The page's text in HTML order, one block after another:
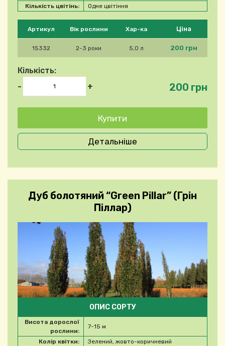
Будь ласка, виберіть продукт
Артикул Вік рослини Хар-ка Ціна
15332 2-3 роки 5,0 л 200 грн
Кількість:
-
+ 200 грн
Кількість цвітінь:
Одне цвітіння
Детальніше
Дуб болотяний “Green Pillar” (Грін
Піллар)
ОПИС СОРТУ
Висота дорослої
рослини:
7-15 м
Колір квітки:
Зелений, жовто-коричневий